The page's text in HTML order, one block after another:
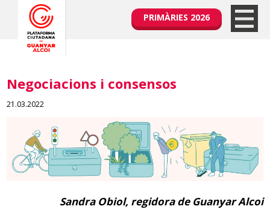
PRIMÀRIES 2026
Negociacions i consensos
21.03.2022
Sandra Obiol, regidora de Guanyar Alcoi